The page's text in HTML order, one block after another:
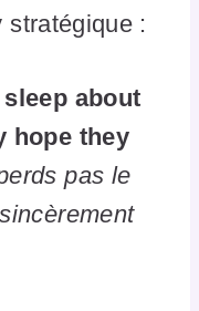
stratégique :
about
hope they
pas le